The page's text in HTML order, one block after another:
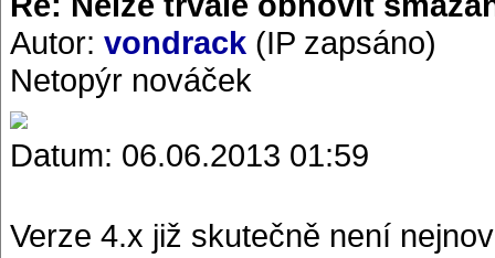
Autor: vondrack (IP zapsáno)
Netopýr nováček
Datum: 06.06.2013 01:59
Verze 4.x již skutečně není